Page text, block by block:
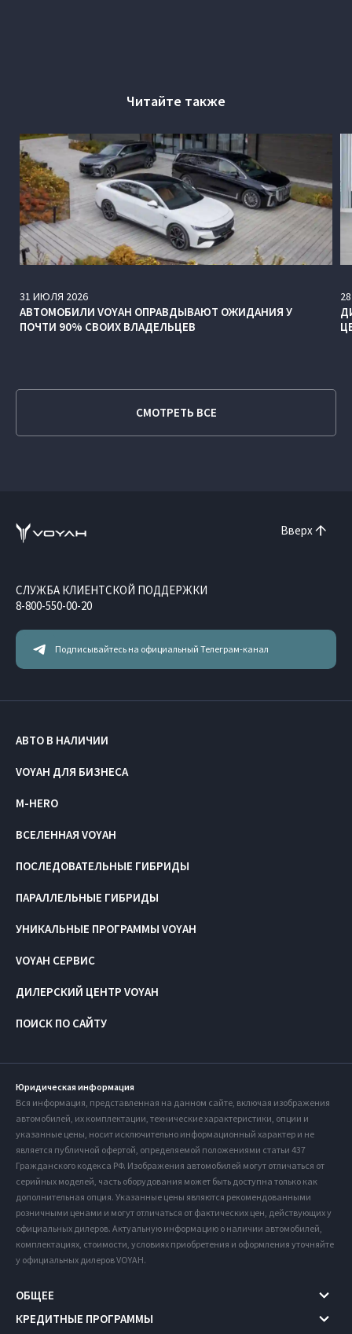
Читайте также
31 ИЮЛЯ 2026
АВТОМОБИЛИ VOYAH ОПРАВДЫВАЮТ ОЖИДАНИЯ У
ПОЧТИ 90% СВОИХ ВЛАДЕЛЬЦЕВ
28
СМОТРЕТЬ ВСЕ
Вверх
Подписывайтесь на официальный Телеграм-канал
СЛУЖБА КЛИЕНТСКОЙ ПОДДЕРЖКИ
8-800-550-00-20
АВТО В НАЛИЧИИ
VOYAH ДЛЯ БИЗНЕСА
M-HERO
ПОИСК ПО САЙТУ
ВСЕЛЕННАЯ VOYAH
ПОСЛЕДОВАТЕЛЬНЫЕ ГИБРИДЫ
ПАРАЛЛЕЛЬНЫЕ ГИБРИДЫ
УНИКАЛЬНЫЕ ПРОГРАММЫ VOYAH
VOYAH СЕРВИС
ДИЛЕРСКИЙ ЦЕНТР VOYAH
Юридическая информация
Вся информация, представленная на данном сайте, включая изображения
автомобилей, их комплектации, технические характеристики, опции и
указанные цены, носит исключительно информационный характер и не
является публичной офертой, определяемой положениями статьи 437
Гражданского кодекса РФ. Изображения автомобилей могут отличаться от
серийных моделей, часть оборудования может быть доступна только как
дополнительная опция. Указанные цены являются рекомендованными
розничными ценами и могут отличаться от фактических цен, действующих у
официальных дилеров. Актуальную информацию о наличии автомобилей,
комплектациях, стоимости, условиях приобретения и оформления уточняйте
у официальных дилеров VOYAH.
ОБЩЕЕ
КРЕДИТНЫЕ ПРОГРАММЫ